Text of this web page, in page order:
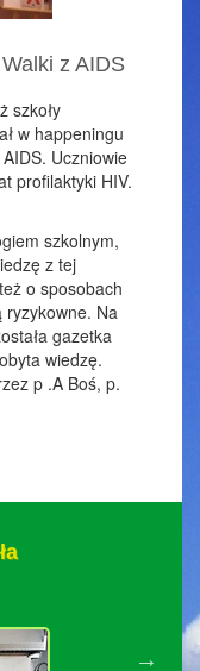
z AIDS
szkoły
w happeningu
Uczniowie
profilaktyki HIV.
szkolnym,
z tej
o sposobach
ryzykowne. Na
gazetka
wiedzę.
p .A Boś, p.